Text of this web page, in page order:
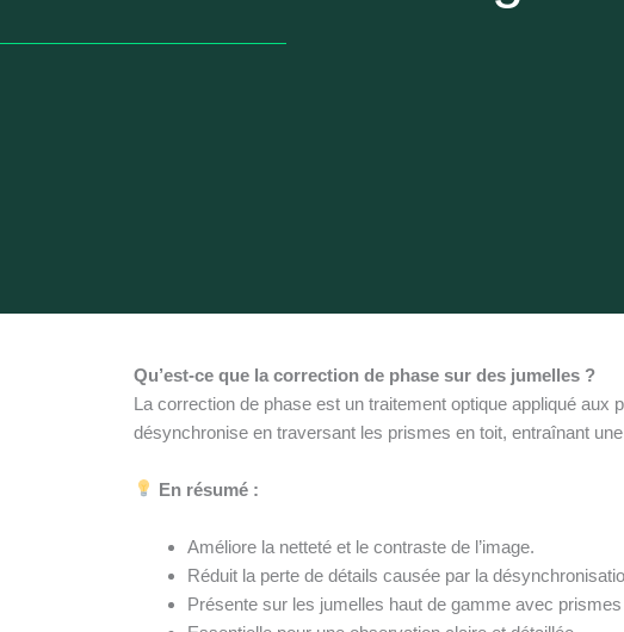
Qu’est-ce que la correction de phase sur des jumelles ?
La correction de phase est un traitement optique appliqué
désynchronise en traversant les prismes en toit, entraînant
En résumé :
Améliore la netteté et le contraste de l’image.
Réduit la perte de détails causée par la
Présente sur les jumelles haut de gamme avec prismes